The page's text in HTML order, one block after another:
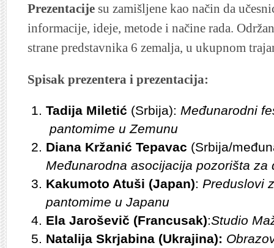
Prezentacije su zamišljene kao način da
informacije, ideje, metode i načine rada.
strane predstavnika 6 zemalja, u ukupnom
Spisak prezentera i prezentacija:
Tadija Miletić (Srbija): Međunarodni
pantomime u Zemunu
Diana Kržanić Tepavac (Srbija/
Međunarodna asocijacija pozorišta za
Kakumoto Atuši (Japan): Preduslovi
pantomime u Japanu
Ela Jaroševič (Francusak):Studio
Natalija Skrjabina (Ukrajina):